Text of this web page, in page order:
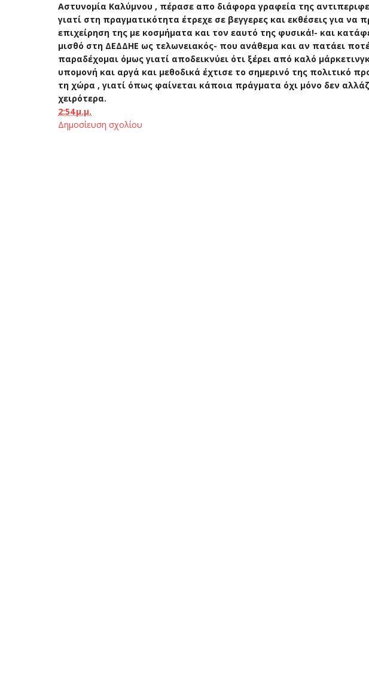
Αστυνομία Καλύμνου , πέρασε απο διάφορα γραφεία της
γιατί στη πραγματικότητα έτρεχε σε βεγγερες και εκθέσεις για να
επιχείρηση της με κοσμήματα και τον εαυτό της φυσικά!- και
μισθό στη ΔΕΔΔΗΕ ως τελωνειακός- που ανάθεμα και αν πατάει
παραδέχομαι όμως γιατί αποδεικνύει ότι ξέρει από καλό
υπομονή και αργά και μεθοδικά έχτισε το σημερινό της πολιτικό
τη χώρα , γιατί όπως φαίνεται κάποια πράγματα όχι μόνο δεν
χειρότερα.
2:54 μ.μ.
Δημοσίευση σχολίου